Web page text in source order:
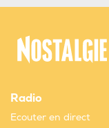
Radio
Ecouter en direct